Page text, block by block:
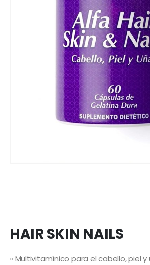
HAIR SKIN NAILS
» Multivitamínico para el cabello, piel y